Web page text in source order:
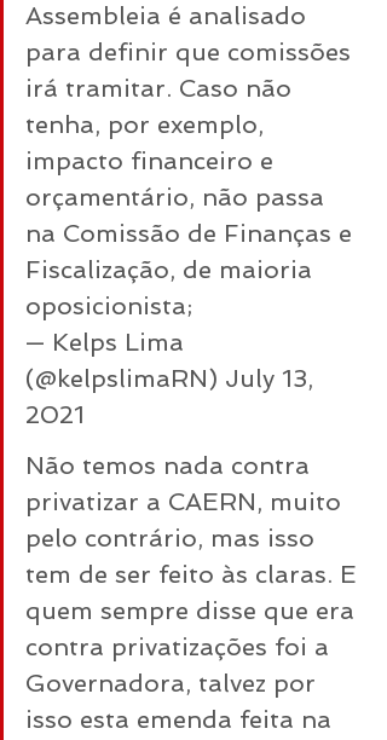
Assembleia é analisado
para definir que comissões
irá tramitar. Caso não
tenha, por exemplo,
impacto financeiro e
orçamentário, não passa
na Comissão de Finanças e
Fiscalização, de maioria
oposicionista;
— Kelps Lima
(@kelpslimaRN) July 13,
2021
Não temos nada contra
privatizar a CAERN, muito
pelo contrário, mas isso
tem de ser feito às claras. E
quem sempre disse que era
contra privatizações foi a
Governadora, talvez por
isso esta emenda feita na